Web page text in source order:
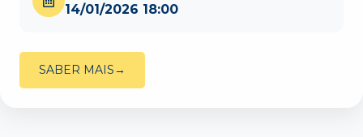
14/01/2026 18:00
SABER MAIS